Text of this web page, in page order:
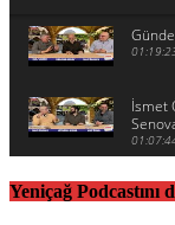
İsmet
Yeniçağ Podcastını